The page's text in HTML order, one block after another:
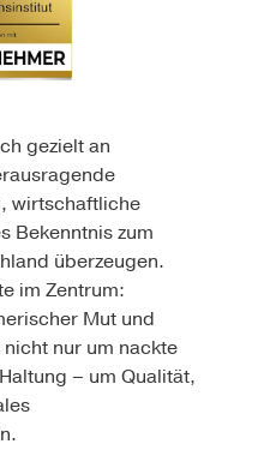
gezielt an
wirtschaftliche
Bekenntnis zum
überzeugen.
im Zentrum:
Mut und
nur um nackte
– um Qualität,